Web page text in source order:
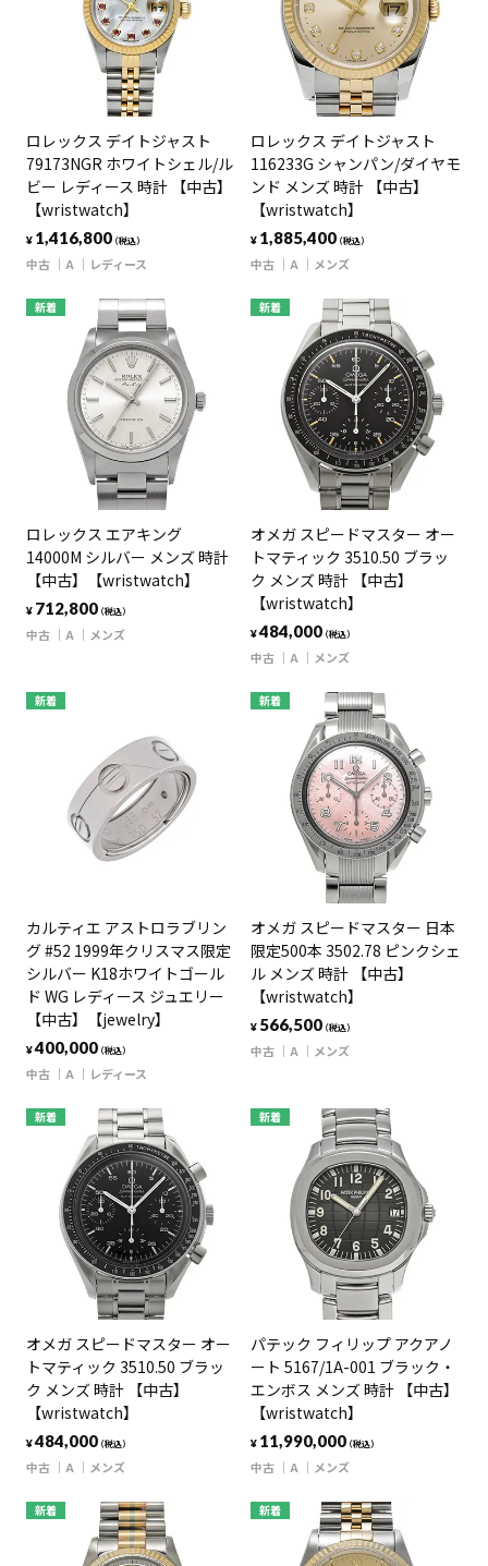
ロレックス デイトジャスト
79173NGR ホワイトシェル/ル
ビー レディース 時計 【中古】
【wristwatch】
¥ 1,416,800（税込）
中古 A レディース
ロレックス デイトジャスト
116233G シャンパン/ダイヤモ
ンド メンズ 時計 【中古】
【wristwatch】
¥ 1,885,400（税込）
中古 A メンズ
新着
ロレックス エアキング
14000M シルバー メンズ 時計
【中古】【wristwatch】
¥ 712,800（税込）
中古 A メンズ
新着
オメガ スピードマスター オー
トマティック 3510.50 ブラッ
ク メンズ 時計 【中古】
【wristwatch】
¥484,000（税込）
中古 A メンズ
新着
カルティエ アストロラブリン
グ #52 1999年クリスマス限定
シルバー K18ホワイトゴール
ド WG レディース ジュエリー
【中古】【jewelry】
¥400,000（税込）
中古 A レディース
新着
オメガ スピードマスター 日本
限定500本 3502.78 ピンクシェ
ル メンズ 時計 【中古】
【wristwatch】
¥ 566,500（税込）
中古 A メンズ
新着
オメガ スピードマスター オー
トマティック 3510.50 ブラッ
ク メンズ 時計 【中古】
【wristwatch】
¥484,000（税込）
中古 A メンズ
新着
パテック フィリップ アクアノ
ート 5167/1A-001 ブラック・
エンボス メンズ 時計 【中古】
【wristwatch】
¥ 11,990,000（税込）
中古 A メンズ
新着 新着